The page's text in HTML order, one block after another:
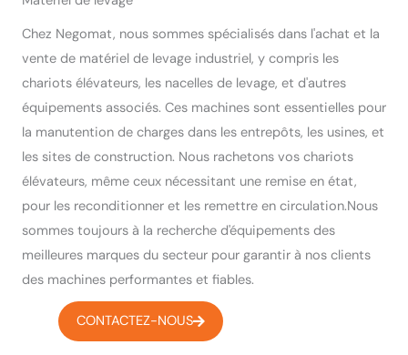
Chez Negomat, nous sommes spécialisés dans l'achat et la
vente de matériel de levage industriel, y compris les
chariots élévateurs, les nacelles de levage, et d'autres
équipements associés. Ces machines sont essentielles pour
la manutention de charges dans les entrepôts, les usines, et
les sites de construction. Nous rachetons vos chariots
élévateurs, même ceux nécessitant une remise en état,
pour les reconditionner et les remettre en circulation.Nous
sommes toujours à la recherche d'équipements des
meilleures marques du secteur pour garantir à nos clients
des machines performantes et fiables.
CONTACTEZ-NOUS